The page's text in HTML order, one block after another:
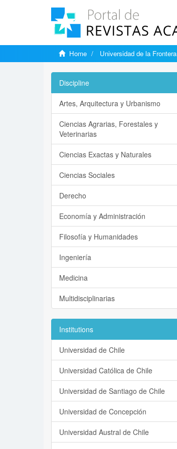
Home Universidad de la Frontera
Discipline
Artes, Arquitectura y Urbanismo
Ciencias Agrarias, Forestales y
Veterinarias
Ciencias Exactas y Naturales
Ciencias Sociales
Derecho
Economía y Administración
Filosofía y Humanidades
Ingeniería
Medicina
Multidisciplinarias
Institutions
Universidad de Chile
Universidad Católica de Chile
Universidad de Santiago de Chile
Universidad de Concepción
Universidad Austral de Chile